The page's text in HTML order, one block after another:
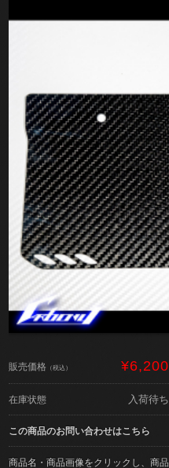
販売価格 （税込） ¥6,200
在庫状態 入荷待ち
この商品のお問い合わせはこちら
商品名・商品画像をクリックし、商品